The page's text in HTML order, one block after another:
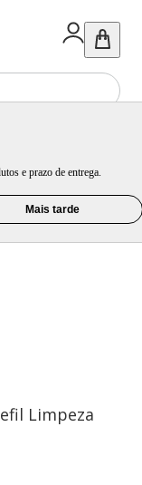
e prazo de entrega.
Mais tarde
Limpeza